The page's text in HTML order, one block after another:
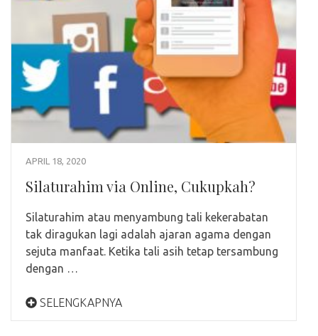
APRIL 18, 2020
Silaturahim via Online, Cukupkah?
Silaturahim atau menyambung tali kekerabatan
tak diragukan lagi adalah ajaran agama dengan
sejuta manfaat. Ketika tali asih tetap tersambung
dengan …
SELENGKAPNYA